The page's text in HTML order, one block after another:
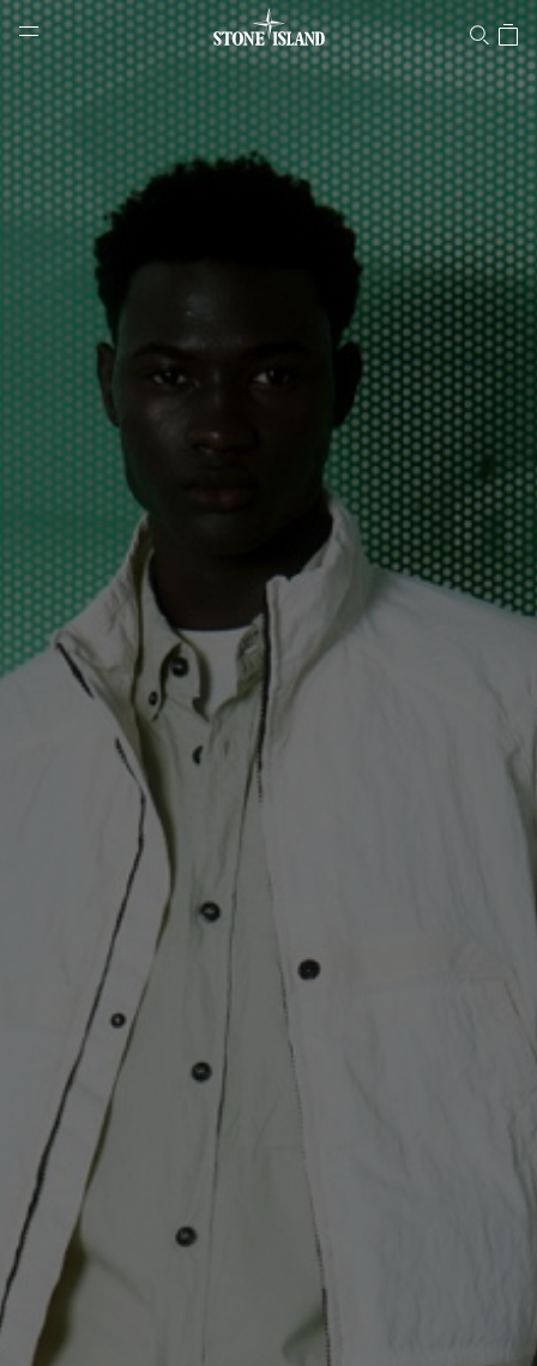
Stone Island 온라인 스토어
NAVIGATION.ARIA.GOTOMAINCONTENT
LABEL.SHOPPINGCOUNTRY 대한민국